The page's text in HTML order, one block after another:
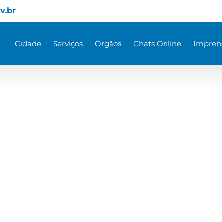
Cidade Serviços Órgãos Chats Online